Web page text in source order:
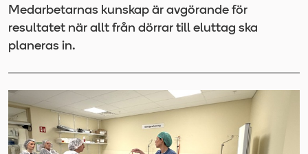
Medarbetarnas kunskap är avgörande för
resultatet när allt från dörrar till eluttag ska
planeras in.